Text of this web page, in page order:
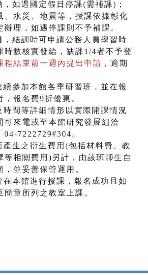
如遇國定假日停課(需補課)；
、水災、地震等，授課依據彰化
辦理，如遇停課則不予補課。
，結訓時可申請公務人員學習時
時數核實發給，缺課1/4者不予登
程結束前一週內提出申請 ，逾期
參加本館各季研習班，並在報
報名費9折優惠。
時間等詳細情形以實際開課情況
可來電或至本館研究發展組洽
04-7222729#304。
產生之衍生費用(包括材料費、教
等相關費用)另計，由該班師生自
並妥善保管運用。
本館進行授課，報名成功且如
簡章所列之教室上課。